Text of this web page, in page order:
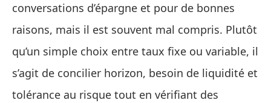
conversations d’épargne et pour de bonnes
raisons, mais il est souvent mal compris. Plutôt
qu’un simple choix entre taux fixe ou variable, il
s’agit de concilier horizon, besoin de liquidité et
tolérance au risque tout en vérifiant des